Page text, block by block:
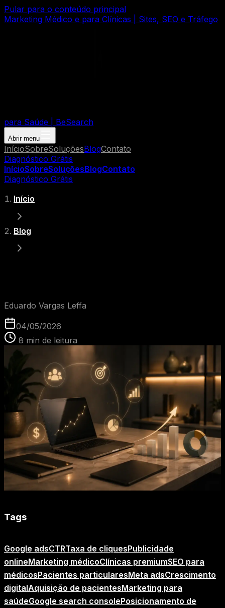
Pular para o conteúdo principal
Marketing Médico e para Clínicas | Sites, SEO e Tráfego
para Saúde | BeSearch
Abrir menu
InícioSobreSoluçõesBlogContato
Diagnóstico Grátis
InícioSobreSoluçõesBlogContato
Diagnóstico Grátis
Início
Blog
Eduardo Vargas Leffa
04/05/2026
8 min de leitura
Tags
Google adsCTRTaxa de cliquesPublicidade
onlineMarketing médicoClínicas premiumSEO para
médicosPacientes particularesMeta adsCrescimento
digitalAquisição de pacientesMarketing para
saúdeGoogle search consolePosicionamento de